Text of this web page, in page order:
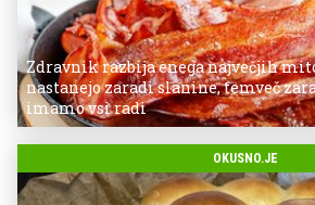
Zdravnik razbija enega največjih
nastanejo zaradi slanine, temveč
imamo vsi radi
OKUSNO.JE